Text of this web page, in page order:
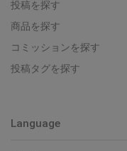
投稿を探す
商品を探す
コミッションを探す
投稿タグを探す
Language